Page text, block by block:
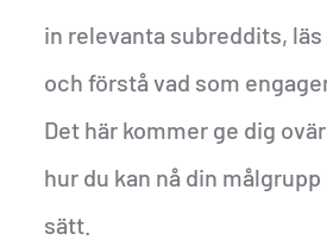
in relevanta subreddits,
och förstå vad som
Det här kommer ge dig
hur du kan nå din
sätt.